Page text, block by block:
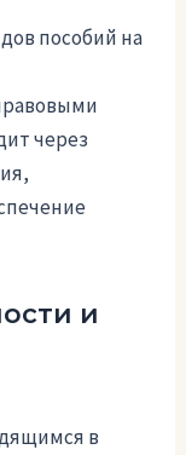
пособий на
через
и
в